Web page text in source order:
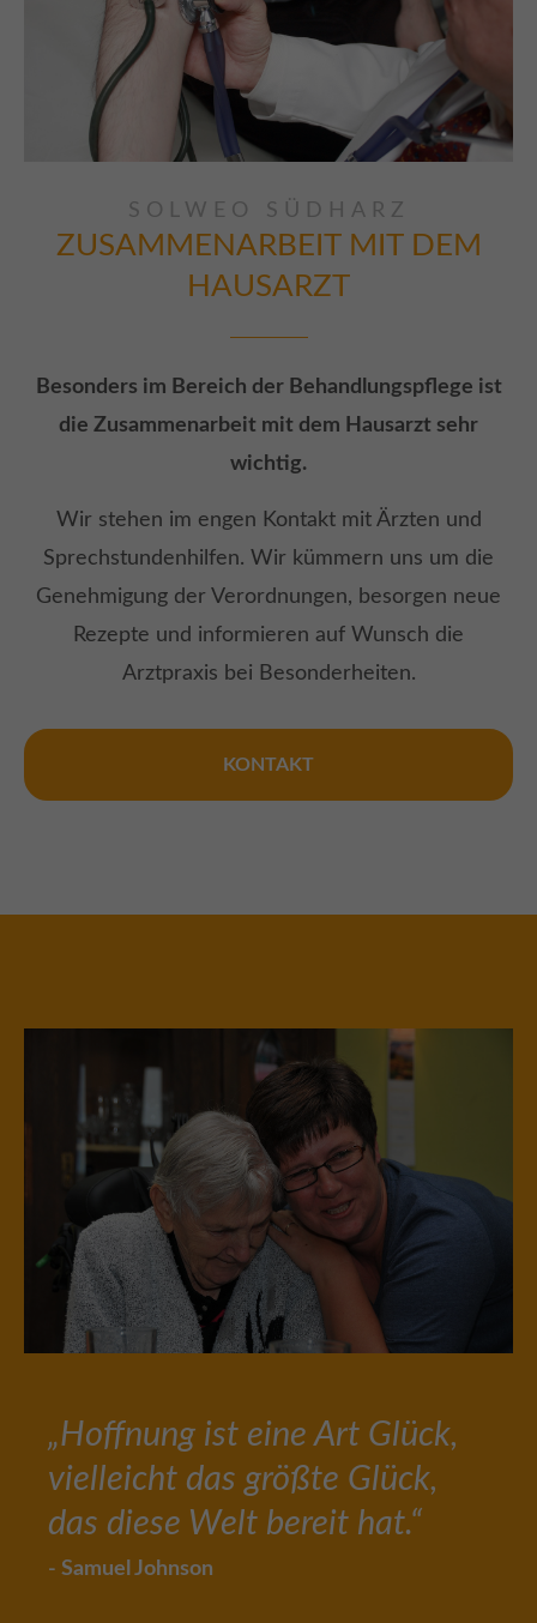
SOLWEO SÜDHARZ
ZUSAMMENARBEIT MIT DEM
HAUSARZT
Besonders im Bereich der Behandlungspflege ist
die Zusammenarbeit mit dem Hausarzt sehr
wichtig.
Wir stehen im engen Kontakt mit Ärzten und
Sprechstundenhilfen. Wir kümmern uns um die
Genehmigung der Verordnungen, besorgen neue
Rezepte und informieren auf Wunsch die
Arztpraxis bei Besonderheiten.
KONTAKT
„Hoffnung ist eine Art Glück,
vielleicht das größte Glück,
das diese Welt bereit hat.“
- Samuel Johnson